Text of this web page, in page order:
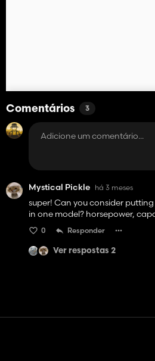
Comentários 3
Mystical Pickle há 3 meses
super! Can you consider
in one model? horsepower,
0 Responder
Ver respostas 2